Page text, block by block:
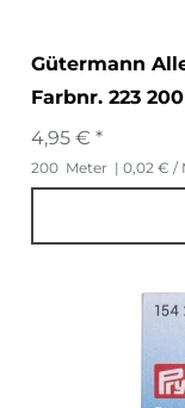
Gütermann
Farbnr. 223
4,95 € *
200 Meter | 0,02 € /